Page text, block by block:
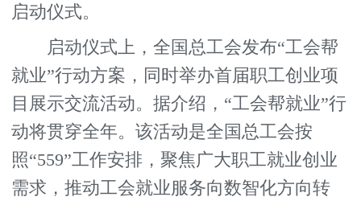
启动仪式。
启动仪式上，全国总工会发布“工会帮
就业”行动方案，同时举办首届职工创业项
目展示交流活动。据介绍，“工会帮就业”行
动将贯穿全年。该活动是全国总工会按
照“559”工作安排，聚焦广大职工就业创业
需求，推动工会就业服务向数智化方向转